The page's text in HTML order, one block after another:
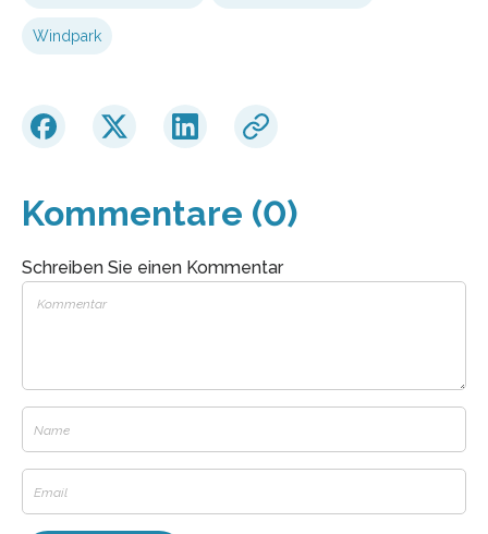
Windpark
Kommentare (0)
Schreiben Sie einen Kommentar